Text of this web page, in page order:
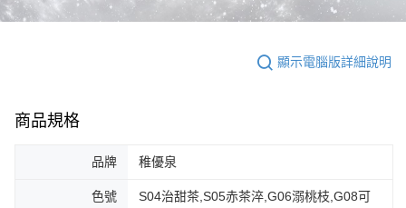
顯示電腦版詳細說明
商品規格
品牌 稚優泉
色號
S04治甜茶,S05赤茶淬,G06溺桃枝,G08可